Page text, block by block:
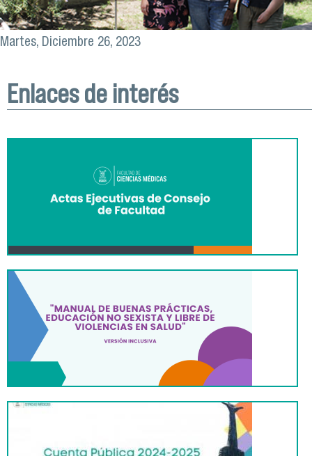
Martes, Diciembre 26, 2023
Enlaces de interés